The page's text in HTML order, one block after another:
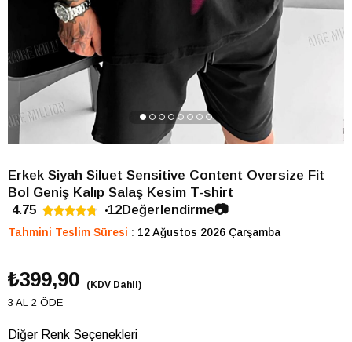
Erkek Siyah Siluet Sensitive Content Oversize Fit
Bol Geniş Kalıp Salaş Kesim T-shirt
4.75
12Değerlendirme📷
Tahmini Teslim Süresi : 12 Ağustos 2026 Çarşamba
₺399,90 (KDV Dahil)
3 AL 2 ÖDE
Diğer Renk Seçenekleri